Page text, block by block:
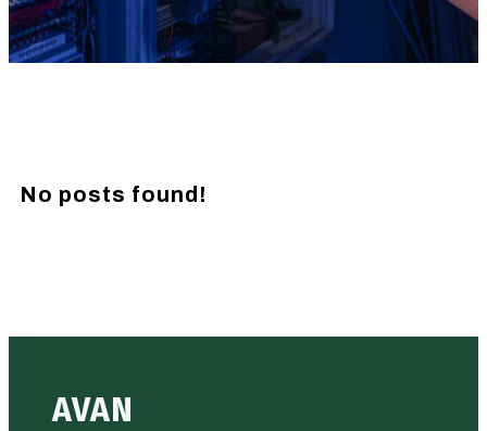
No posts found!
AVAN